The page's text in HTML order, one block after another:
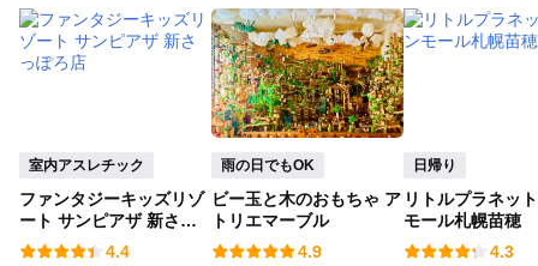
サファリパーク
植物園・フラワーパー
ク
バーベキュー
釣り
いちご狩り 農業体験
室内アスレチック
ファンタジーキッズリゾ
ート サンピアザ 新さっ
ぽろ店
4.4
雨の日でもOK
ビー玉と木のおもちゃ ア
トリエマーブル
4.9
日帰り
リトルプラネッ
モール札幌苗穂
4.3